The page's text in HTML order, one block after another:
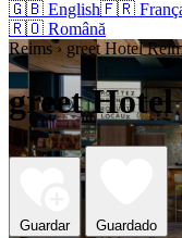
🇬🇧 English🇫🇷
🇷🇴 Română
Reims › greet Hotel
greet
Guardar Guardado